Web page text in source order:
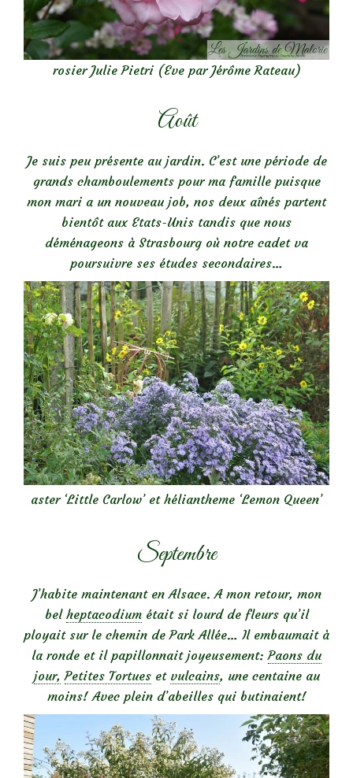
rosier Julie Pietri (Eve par Jérôme Rateau)
Août
Je suis peu présente au jardin. C’est une période de
grands chamboulements pour ma famille puisque
mon mari a un nouveau job, nos deux aînés partent
bientôt aux Etats-Unis tandis que nous
déménageons à Strasbourg où notre cadet va
poursuivre ses études secondaires…
aster ‘Little Carlow’ et héliantheme ‘Lemon Queen’
Septembre
J’habite maintenant en Alsace. A mon retour, mon
bel heptacodiumétait si lourd de fleurs qu’il
ployait sur le chemin de Park Allée… Il embaumait à
la ronde et il papillonnait joyeusement:Paons du
jour, Petites Tortueset vulcains, une centaine au
moins! Avec plein d’abeilles qui butinaient!